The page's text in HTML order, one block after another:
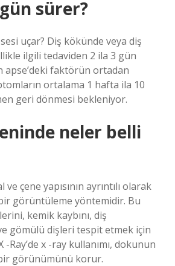
sürer?
uçar? Diş kökünde veya diş
ilgili tedaviden 2 ila 3 gün
faktörün ortadan
ortalama 1 hafta ila 10
geri dönmesi bekleniyor.
neler belli
çene yapısının ayrıntılı olarak
görüntüleme yöntemidir. Bu
kemik kaybını, diş
gömülü dişleri tespit etmek için
-Ray’de x -ray kullanımı, dokunun
bir görünümünü korur.